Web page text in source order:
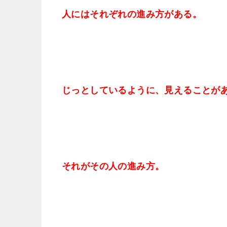
人にはそれぞれの進み方がある。
じっとしているように、見えることが
それがその人の進み方。